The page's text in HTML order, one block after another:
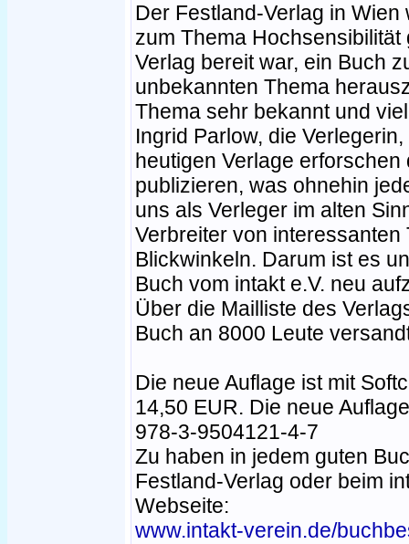
Der Festland-Verlag in
zum Thema
Verlag bereit war, ein Buch
unbekannten Thema
Thema sehr bekannt und
Ingrid Parlow, die
heutigen Verlage
publizieren, was ohnehin
uns als Verleger im alten
Verbreiter von
Blickwinkeln. Darum ist es
Buch vom intakt e.V. neu
Über die Mailliste des
Buch an 8000 Leute
Die neue Auflage ist mit
14,50 EUR. Die neue
978-3-9504121-4-7
Zu haben in jedem guten
Festland-Verlag oder beim
Webseite:
www.intakt-verein.de/